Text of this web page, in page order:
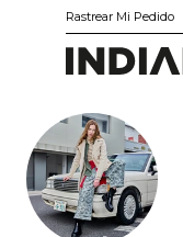
Rastrear Mi Pedido